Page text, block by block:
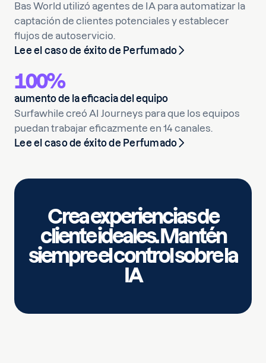
Bas World utilizó agentes de IA para automatizar la
captación de clientes potenciales y establecer
flujos de autoservicio.
Lee el caso de éxito de Perfumado
100%
aumento de la eficacia del equipo
Surfawhile creó AI Journeys para que los equipos
puedan trabajar eficazmente en 14 canales.
Lee el caso de éxito de Perfumado
Crea experiencias de
cliente ideales. Mantén
siempre el control sobre la
IA